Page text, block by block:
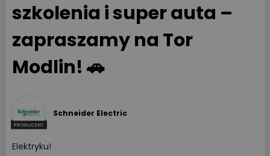
szkolenia i super auta –
zapraszamy na Tor
Modlin! 🚗
Schneider Electric
Elektryku!